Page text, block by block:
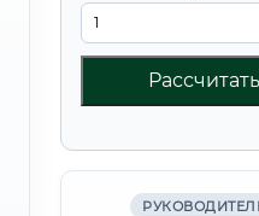
Рассчитать